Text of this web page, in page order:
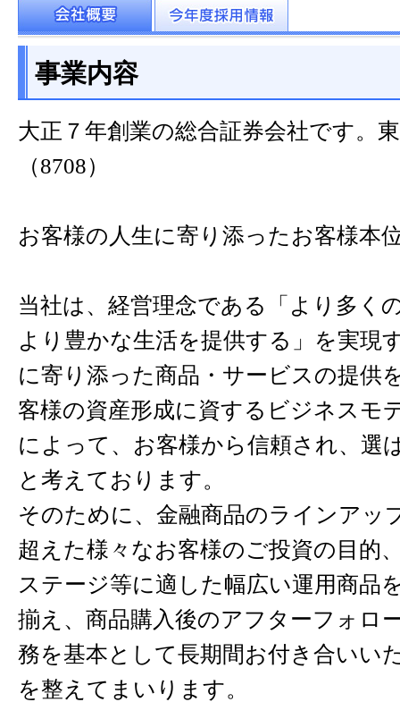
事業内容
大正７年創業の総合証券会社です。
（8708）
お客様の人生に寄り添ったお客様本
当社は、経営理念である「より多く
より豊かな生活を提供する」を実現
に寄り添った商品・サービスの提供
客様の資産形成に資するビジネスモ
によって、お客様から信頼され、選
と考えております。
そのために、金融商品のラインアッ
超えた様々なお客様のご投資の目的
ステージ等に適した幅広い運用商品
揃え、商品購入後のアフターフォロ
務を基本として長期間お付き合いい
を整えてまいります。